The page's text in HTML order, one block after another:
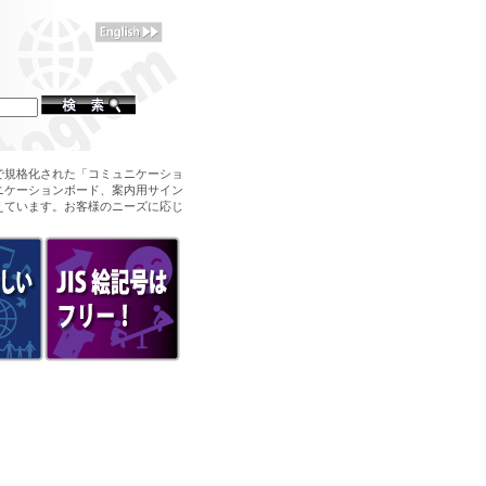
格化された「コミュニケーショ
ーションボード、案内用サイン
います。お客様のニーズに応じ